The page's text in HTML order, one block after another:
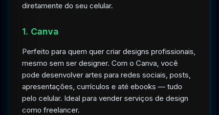
diretamente do seu celular.
1. Canva
Perfeito para quem quer criar designs profissionais,
mesmo sem ser designer. Com o Canva, você
pode desenvolver artes para redes sociais, posts,
apresentações, currículos e até ebooks — tudo
pelo celular. Ideal para vender serviços de design
como freelancer.